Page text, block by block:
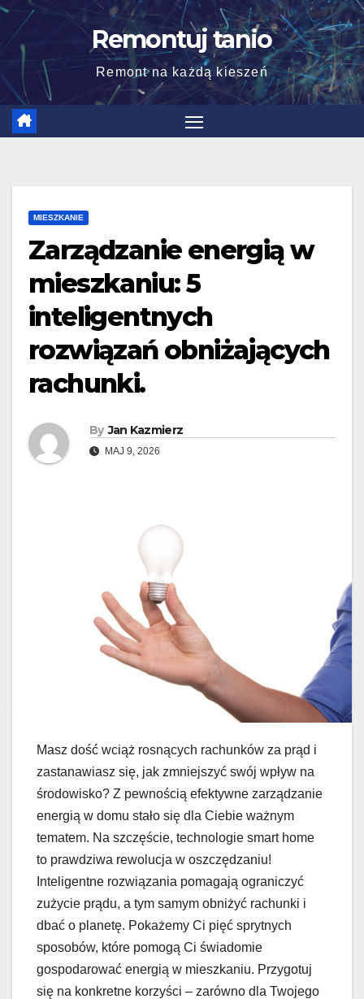
Skip
content
Remontuj tanio
Remont na każdą kieszeń
MIESZKANIE
Zarządzanie energią w
mieszkaniu: 5
inteligentnych
rozwiązań obniżających
rachunki.
By Jan Kazmierz
MAJ 9, 2026
Masz dość wciąż rosnących rachunków za prąd i
zastanawiasz się, jak zmniejszyć swój wpływ na
środowisko? Z pewnością efektywne zarządzanie
energią w domu stało się dla Ciebie ważnym
tematem. Na szczęście, technologie smart home
to prawdziwa rewolucja w oszczędzaniu!
Inteligentne rozwiązania pomagają ograniczyć
zużycie prądu, a tym samym obniżyć rachunki i
dbać o planetę. Pokażemy Ci pięć sprytnych
sposobów, które pomogą Ci świadomie
gospodarować energią w mieszkaniu. Przygotuj
się na konkretne korzyści – zarówno dla Twojego